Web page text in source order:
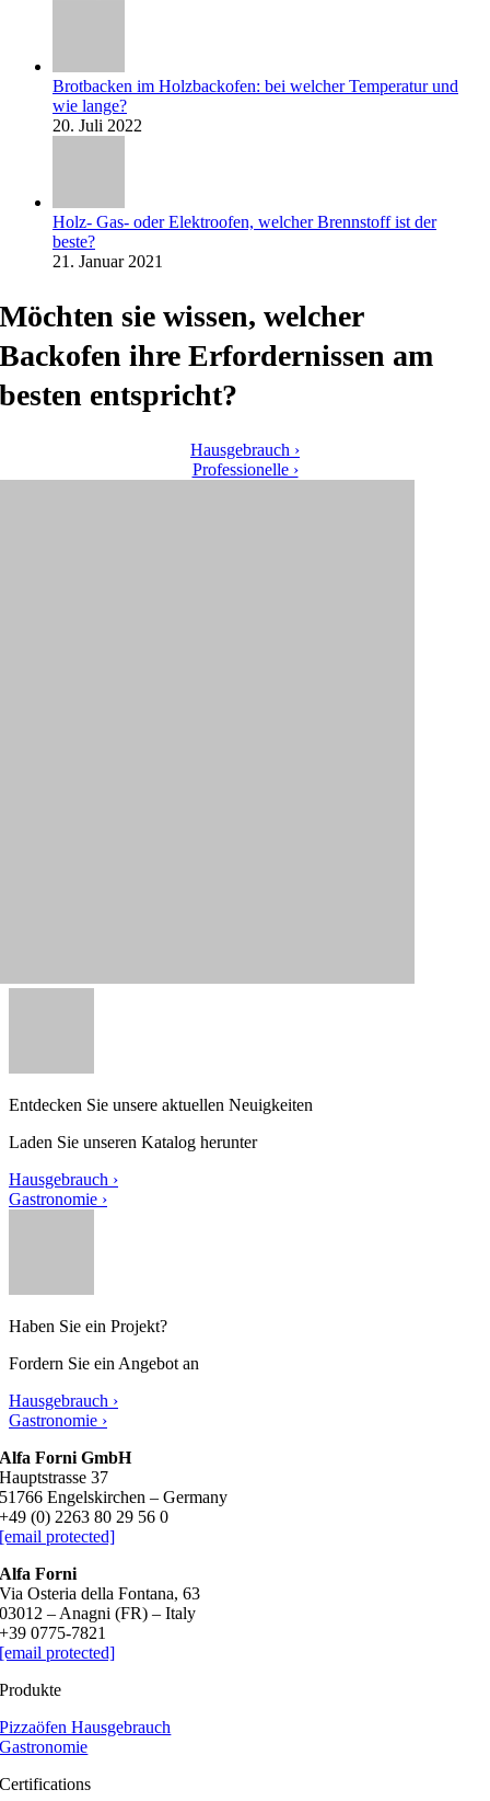
Brotbacken im Holzbackofen: bei welcher Temperatur und
wie lange?
20. Juli 2022
Holz- Gas- oder Elektroofen, welcher Brennstoff ist der
beste?
21. Januar 2021
Möchten sie wissen, welcher
Backofen ihre Erfordernissen am
besten entspricht?
Hausgebrauch ›
Professionelle ›
Entdecken Sie unsere aktuellen Neuigkeiten
Laden Sie unseren Katalog herunter
Hausgebrauch ›
Gastronomie ›
Haben Sie ein Projekt?
Fordern Sie ein Angebot an
Hausgebrauch ›
Gastronomie ›
​Alfa Forni GmbH
​Hauptstrasse 37
​51766 Engelskirchen – Germany
+49 (0) 2263 80 29 56 0
[email protected]
Alfa Forni
Via Osteria della Fontana, 63
03012 – Anagni (FR) – Italy
+39 0775-7821
[email protected]
Produkte
Pizzaöfen Hausgebrauch
Gastronomie
Certifications